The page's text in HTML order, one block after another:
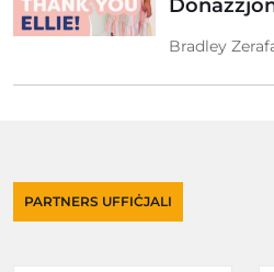
Bradley
PARTNERS UFFIĊJALI